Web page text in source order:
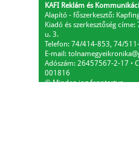
KAFI Reklám és
Alapító - főszerkesztő:
Kiadó és szerkesztőség címe:
u. 3.
Telefon: 74/414-853, 74/
E-mail:
Adószám: 26457567-2-17 ⋅
001816
© Minden jog fenntartva.